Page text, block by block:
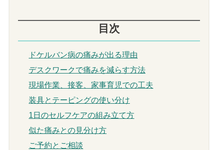
目次
ドケルバン病の痛みが出る理由
デスクワークで痛みを減らす方法
現場作業、接客、家事育児での工夫
装具とテーピングの使い分け
1日のセルフケアの組み立て方
似た痛みとの見分け方
ご予約とご相談